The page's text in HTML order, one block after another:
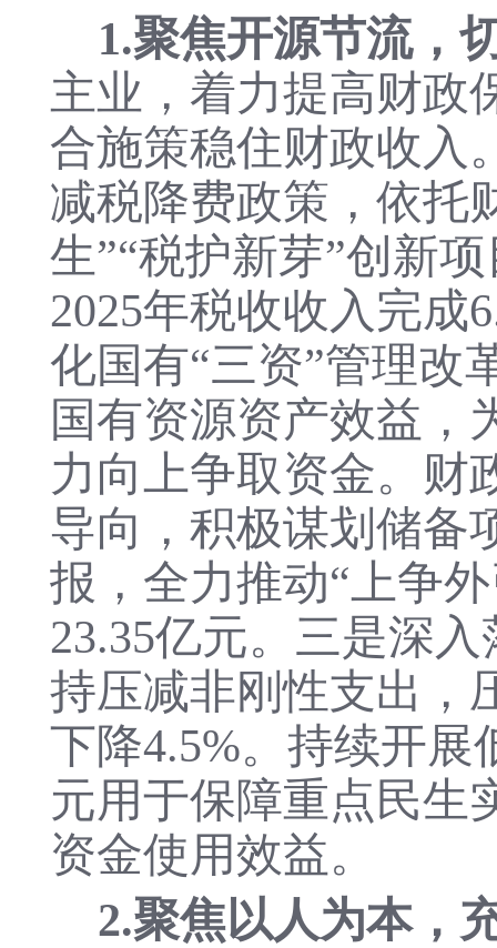
1.聚焦开源节流，
主业，着力提高财政
合施策稳住财政收入
减税降费政策，依托
生”“税护新芽”创新
2025年税收收入完成
化国有“三资”管理改
国有资源资产效益，
力向上争取资金。财
导向，积极谋划储备
报，全力推动“上争
23.35亿元。三是深
持压减非刚性支出，
下降4.5%。持续开展
元用于保障重点民生
资金使用效益。
2.聚焦以人为本，